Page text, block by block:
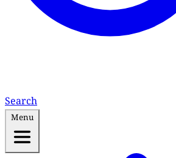
Search
Menu